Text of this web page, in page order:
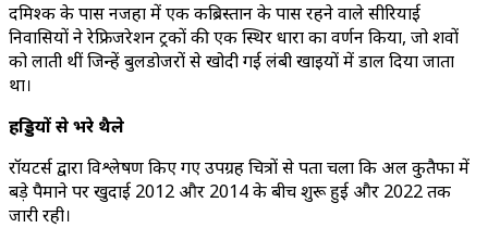
दमिश्क के पास नजहा में एक कब्रिस्तान के पास रहने वाले सीरियाई
निवासियों ने रेफ्रिजरेशन ट्रकों की एक स्थिर धारा का वर्णन किया, जो शवों
को लाती थीं जिन्हें बुलडोजरों से खोदी गई लंबी खाइयों में डाल दिया जाता
था।
हड्डियों से भरे थैले
रॉयटर्स द्वारा विश्लेषण किए गए उपग्रह चित्रों से पता चला कि अल कुतैफा में
बड़े पैमाने पर खुदाई 2012 और 2014 के बीच शुरू हुई और 2022 तक
जारी रही।